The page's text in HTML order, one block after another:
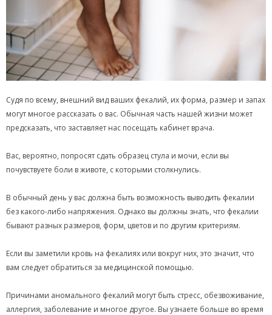
Судя по всему, внешний вид ваших фекалий, их форма, размер и запах
могут многое рассказать о вас. Обычная часть нашей жизни может
предсказать, что заставляет нас посещать кабинет врача.
Вас, вероятно, попросят сдать образец стула и мочи, если вы
почувствуете боли в животе, с которыми столкнулись.
В обычный день у вас должна быть возможность выводить фекалии
без какого-либо напряжения. Однако вы должны знать, что фекалии
бывают разных размеров, форм, цветов и по другим критериям.
Если вы заметили кровь на фекалиях или вокруг них, это значит, что
вам следует обратиться за медицинской помощью.
Причинами аномального фекалий могут быть стресс, обезвоживание,
аллергия, заболевание и многое другое. Вы узнаете больше во время